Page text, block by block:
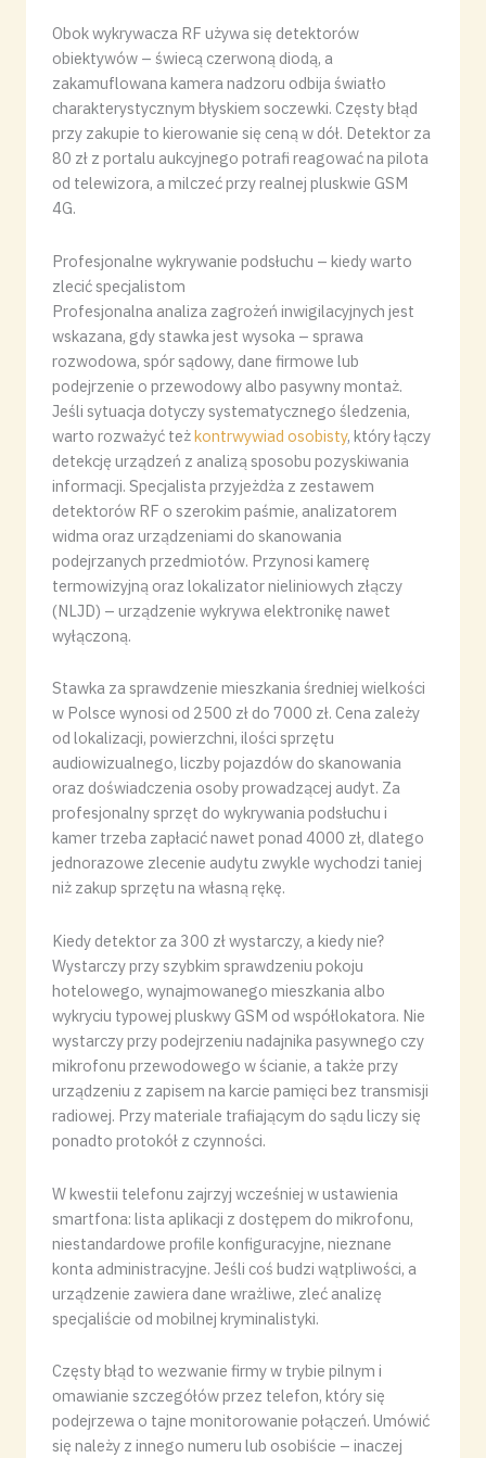
Obok wykrywacza RF używa się detektorów
obiektywów – świecą czerwoną diodą, a
zakamuflowana kamera nadzoru odbija światło
charakterystycznym błyskiem soczewki. Częsty błąd
przy zakupie to kierowanie się ceną w dół. Detektor za
80 zł z portalu aukcyjnego potrafi reagować na pilota
od telewizora, a milczeć przy realnej pluskwie GSM
4G.
Profesjonalne wykrywanie podsłuchu – kiedy warto
zlecić specjalistom
Profesjonalna analiza zagrożeń inwigilacyjnych jest
wskazana, gdy stawka jest wysoka – sprawa
rozwodowa, spór sądowy, dane firmowe lub
podejrzenie o przewodowy albo pasywny montaż.
Jeśli sytuacja dotyczy systematycznego śledzenia,
warto rozważyć teżkontrwywiad osobisty, który łączy
detekcję urządzeń z analizą sposobu pozyskiwania
informacji. Specjalista przyjeżdża z zestawem
detektorów RF o szerokim paśmie, analizatorem
widma oraz urządzeniami do skanowania
podejrzanych przedmiotów. Przynosi kamerę
termowizyjną oraz lokalizator nieliniowych złączy
(NLJD) – urządzenie wykrywa elektronikę nawet
wyłączoną.
Stawka za sprawdzenie mieszkania średniej wielkości
w Polsce wynosi od 2500 zł do 7000 zł. Cena zależy
od lokalizacji, powierzchni, ilości sprzętu
audiowizualnego, liczby pojazdów do skanowania
oraz doświadczenia osoby prowadzącej audyt. Za
profesjonalny sprzęt do wykrywania podsłuchu i
kamer trzeba zapłacić nawet ponad 4000 zł, dlatego
jednorazowe zlecenie audytu zwykle wychodzi taniej
niż zakup sprzętu na własną rękę.
Kiedy detektor za 300 zł wystarczy, a kiedy nie?
Wystarczy przy szybkim sprawdzeniu pokoju
hotelowego, wynajmowanego mieszkania albo
wykryciu typowej pluskwy GSM od współlokatora. Nie
wystarczy przy podejrzeniu nadajnika pasywnego czy
mikrofonu przewodowego w ścianie, a także przy
urządzeniu z zapisem na karcie pamięci bez transmisji
radiowej. Przy materiale trafiającym do sądu liczy się
ponadto protokół z czynności.
W kwestii telefonu zajrzyj wcześniej w ustawienia
smartfona: lista aplikacji z dostępem do mikrofonu,
niestandardowe profile konfiguracyjne, nieznane
konta administracyjne. Jeśli coś budzi wątpliwości, a
urządzenie zawiera dane wrażliwe, zleć analizę
specjaliście od mobilnej kryminalistyki.
Częsty błąd to wezwanie firmy w trybie pilnym i
omawianie szczegółów przez telefon, który się
podejrzewa o tajne monitorowanie połączeń. Umówić
się należy z innego numeru lub osobiście – inaczej